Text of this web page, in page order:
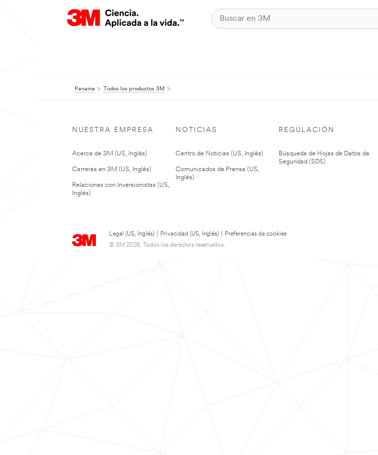
Panama Todos los productos 3M
NUESTRA EMPRESA
Acerca de 3M (US, Inglés)
Carreras en 3M (US, Inglés)
Relaciones con Inversionistas (US,
Inglés)
NOTICIAS
Centro de Noticias (US, Inglés)
Comunicados de Prensa (US,
Inglés)
REGULACIÓN
Búsqueda de Hojas de Datos de
Seguridad (SDS)
Legal (US, Inglés) Privacidad (US, Inglés)
Preferencias de cookies
© 3M 2026. Todos los derechos reservados..